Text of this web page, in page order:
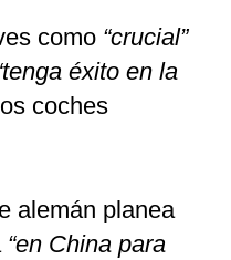
como “crucial”
éxito en la
coches
alemán planea
“en China para